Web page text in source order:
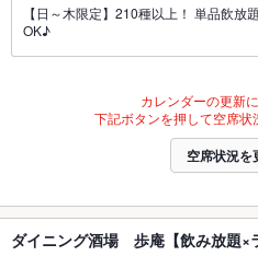
【日～木限定】210種以上！ 単品飲
OK♪
カレンダーの更新
下記ボタンを押して空席状
空席状況を
ダイニング酒場 歩庵【飲み放題×